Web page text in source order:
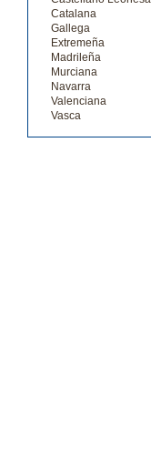
Catalana
Gallega
Extremeña
Madrileña
Murciana
Navarra
Valenciana
Vasca